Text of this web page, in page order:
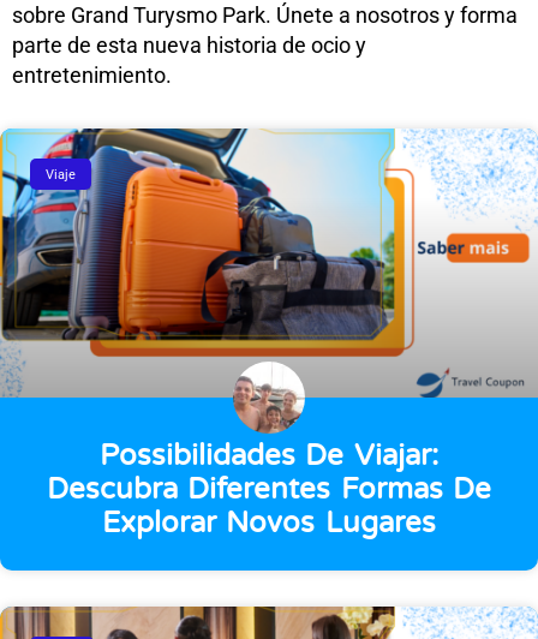
sobre Grand Turysmo Park. Únete a nosotros y forma
parte de esta nueva historia de ocio y
entretenimiento.
Viaje
Possibilidades De Viajar:
Descubra Diferentes Formas De
Explorar Novos Lugares